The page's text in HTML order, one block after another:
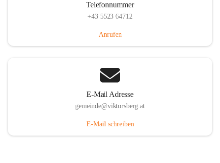
Telefonnummer
+43 5523 64712
Anrufen
E-Mail Adresse
gemeinde@viktorsberg.at
E-Mail schreiben